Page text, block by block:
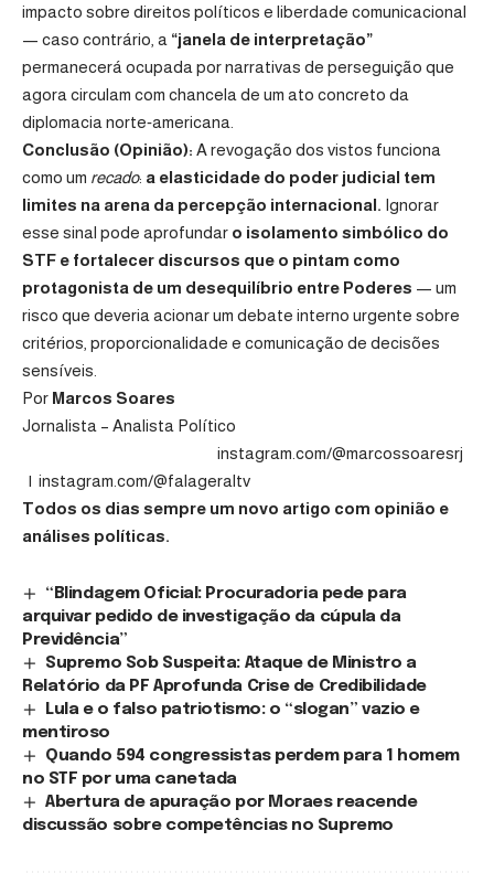
impacto sobre direitos políticos e liberdade comunicacional
— caso contrário, a “janela de interpretação”
permanecerá ocupada por narrativas de perseguição que
agora circulam com chancela de um ato concreto da
diplomacia norte‑americana.
Conclusão (Opinião): A revogação dos vistos funciona
como um recado: a elasticidade do poder judicial tem
limites na arena da percepção internacional. Ignorar
esse sinal pode aprofundar o isolamento simbólico do
STF e fortalecer discursos que o pintam como
protagonista de um desequilíbrio entre Poderes — um
risco que deveria acionar um debate interno urgente sobre
critérios, proporcionalidade e comunicação de decisões
sensíveis.
Por Marcos Soares
Jornalista – Analista Político
instagram.com/@marcossoaresrj
| instagram.com/@falageraltv
Todos os dias sempre um novo artigo com opinião e
análises políticas.
“Blindagem Oficial: Procuradoria pede para
arquivar pedido de investigação da cúpula da
Previdência”
Supremo Sob Suspeita: Ataque de Ministro a
Relatório da PF Aprofunda Crise de Credibilidade
Lula e o falso patriotismo: o “slogan” vazio e
mentiroso
Quando 594 congressistas perdem para 1 homem
no STF por uma canetada
Abertura de apuração por Moraes reacende
discussão sobre competências no Supremo